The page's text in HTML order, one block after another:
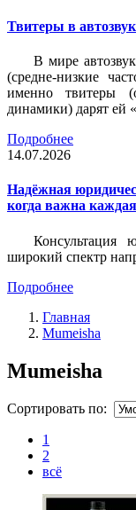
Твитеры в
В мире
(средне-низкие
именно твитеры
динамики) дарят ей
Подробнее
14.07.2026
Надёжная
когда важна
Консультация
широкий спектр
Подробнее
Главная
Mumeisha
Mumeisha
Сортировать по:
1
2
всё